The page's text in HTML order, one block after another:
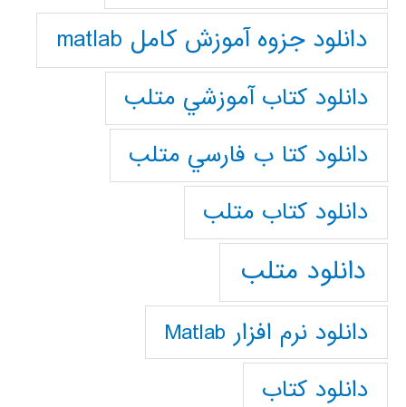
دانلود جزوه آموزش کامل matlab
دانلود كتاب آموزشي متلب
دانلود كتا ب فارسي متلب
دانلود كتاب متلب
دانلود متلب
دانلود نرم افزار Matlab
دانلود کتاب